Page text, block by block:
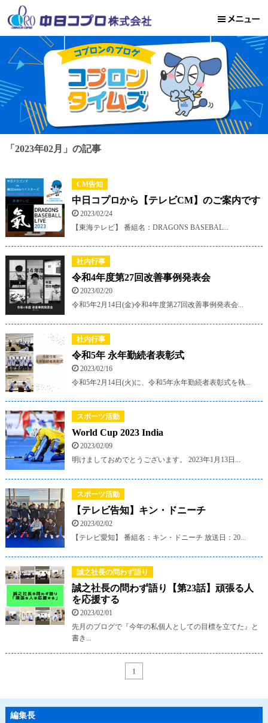
「2023年02月」の記事
CM告知
中日コプロから【テレビCM】のご案内です
2023/02/24
【東海テレビ】 番組名：DRAGONS BASEBAL...
社内行事
令和4年度第27回改善事例発表会
2023/02/20
令和5年2月14日(金)令和4年度第27回改善事例発表会...
社内行事
令和5年 永年勤続者表彰式
2023/02/16
令和5年2月14日(火)に、令和5年永年勤続者表彰式を執...
スポーツ活動
World Cup 2023 India
2023/02/09
明けましておめでとうございます。 2023年1月13日...
スポーツ活動
【テレビ告知】キン・ドニーチ
2023/02/02
【テレビ愛知】 番組名：キン・ドニーチ 放送日：20...
誠之社長の問わず語り
誠之社長の問わず語り【第23話】頑張る人
を応援する
2023/02/01
先月のブログで『今年の私個人としての目標を立てた』と
書き...
1
編集長